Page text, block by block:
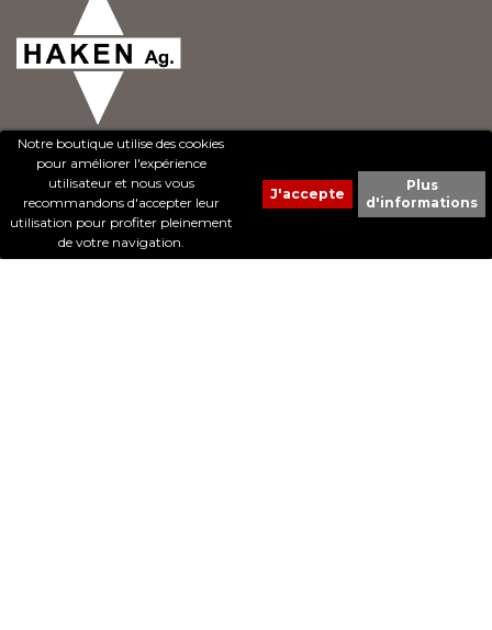
Notre boutique utilise des cookies
pour améliorer l'expérience
utilisateur et nous vous
recommandons d'accepter leur
utilisation pour profiter pleinement
de votre navigation.
Plus
d'informations
© 2017 - Cheval Liberté. Tous droits réservés.
Création de sites Internet | ProduWeb